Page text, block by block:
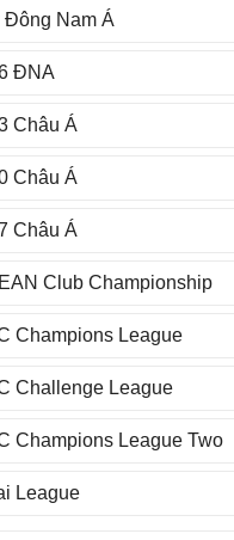
Đông Nam Á
ĐNA
Châu Á
Châu Á
Châu Á
Club Championship
Champions League
Challenge League
Champions League Two
League